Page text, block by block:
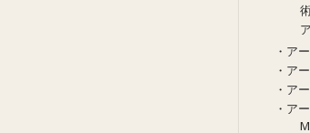
・ア
・ア
・ア
・ア